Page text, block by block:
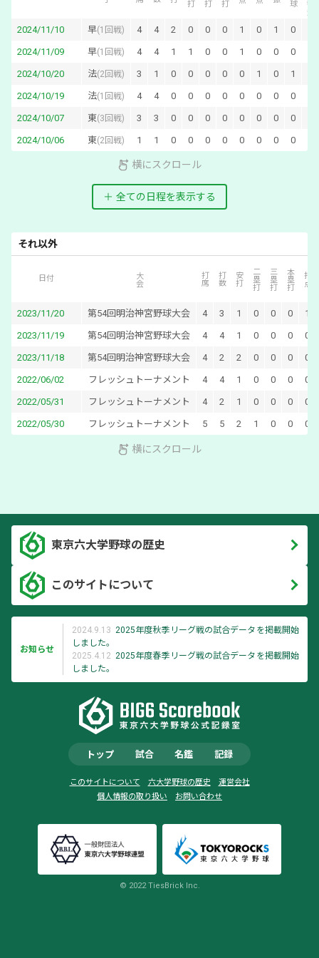
2024/11/10 早(1回戦) 4 4 2 0 0 0 1 0 1 0
2024/11/09 早(1回戦) 4 4 1 1 0 0 1 0 0 0
2024/10/20 法(2回戦) 3 1 0 0 0 0 0 1 0 1
2024/10/19 法(1回戦) 4 4 0 0 0 0 0 0 0 0
2024/10/07 東(3回戦) 3 3 0 0 0 0 0 0 0 0
2024/10/06 東(2回戦) 1 1 0 0 0 0 0 0 0 0
横にスクロール
全ての日程を表示する
それ以外
日付 大会 打席 打数 安打 二塁打 三塁打 本塁打 打点
2023/11/20 第54回明治神宮野球大会 4 3 1 0 0 0 1
2023/11/19 第54回明治神宮野球大会 4 4 1 0 0 0 0
2023/11/18 第54回明治神宮野球大会 4 2 2 0 0 0 0
2022/06/02 フレッシュトーナメント 4 4 1 0 0 0 0
2022/05/31 フレッシュトーナメント 4 2 1 0 0 0 0
2022/05/30 フレッシュトーナメント 5 5 2 1 0 0 0
横にスクロール
東京六大学野球の歴史
このサイトについて
お知らせ
2024.9.13 2025年度秋季リーグ戦の試合データを掲載開始
しました。
2025.4.12 2025年度春季リーグ戦の試合データを掲載開始
しました。
トップ 試合 名鑑 記録
このサイトについて 六大学野球の歴史
運営会社
個人情報の取り扱い
お問い合わせ
© 2022 TiesBrick Inc.